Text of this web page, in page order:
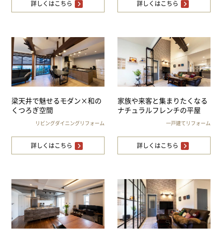
詳しくはこちら 詳しくはこちら
梁天井で魅せるモダン×和の
くつろぎ空間
リビングダイニングリフォーム
詳しくはこちら
家族や来客と集まりたくなる
ナチュラルフレンチの平屋
一戸建てリフォーム
詳しくはこちら